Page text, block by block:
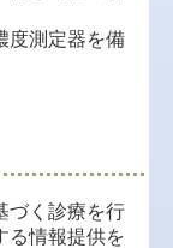
度測定器を備
づく診療を行
る情報提供を